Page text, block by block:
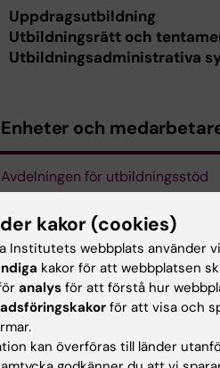
Uppdragsutbildning
Utbildningsrätt och
Utbildningsadministrativa
Enheter och
Avdelningen för utbildningsstöd
Chef och ledarskap
Kommittén för utbildning på
kakor (cookies)
Institutets webbplats använder
kakor för att webbplatsen
analys för att förstå hur
för att visa och
kan överföras till länder